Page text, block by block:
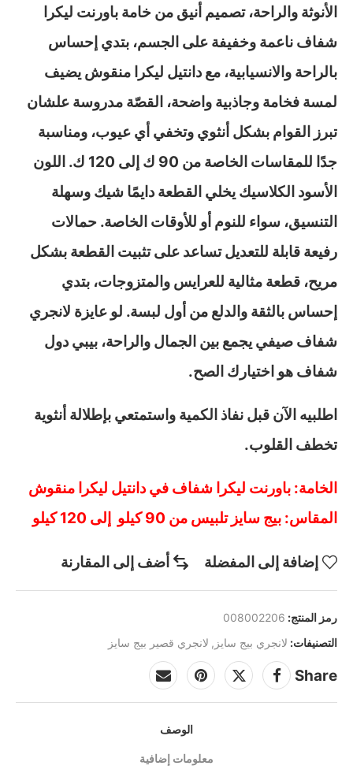
الأنوثة والراحة، تصميم أنيق من خامة باورنت ليكرا
شفاف ناعمة وخفيفة على الجسم، بتدي إحساس
بالراحة والانسيابية، مع دانتيل ليكرا منقوش يضيف
لمسة فخامة وجاذبية واضحة، القصّة مدروسة علشان
تبرز القوام بشكل أنثوي وتخفي أي عيوب، ومناسبة
جدًا للمقاسات الخاصة من 90 ك إلى 120 ك. اللون
الأسود الكلاسيك يخلي القطعة دايمًا شيك وسهلة
التنسيق، سواء للنوم أو للأوقات الخاصة. حمالات
رفيعة قابلة للتعديل تساعد على تثبيت القطعة بشكل
مريح، قطعة مثالية للعرايس والمتزوجات، بتدي
إحساس بالثقة والدلع من أول لبسة. لو عايزة لانجري
شفاف صيفي يجمع بين الجمال والراحة، بيبي دول
شفاف هو اختيارك الصح.
اطلبيه الآن قبل نفاذ الكمية واستمتعي بإطلالة أنثوية
تخطف القلوب.
الخامة: باورنت ليكرا شفاف في دانتيل ليكرا منقوش
المقاس: بيج سايز تلبيس من 90 كيلو إلى 120 كيلو
إضافة إلى المفضلة أضف إلى المقارنة
رمز المنتج: 008002206
التصنيفات: لانجري بيج سايز , لانجري قصير بيج سايز
Share
الوصف
معلومات إضافية